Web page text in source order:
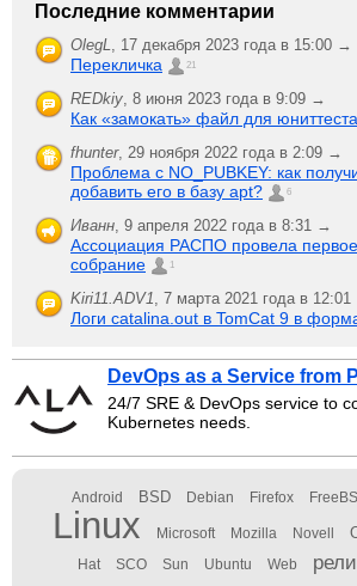
Последние комментарии
OlegL, 17 декабря 2023 года в 15:00 →
Перекличка 21
REDkiy, 8 июня 2023 года в 9:09 →
Как «замокать» файл для
fhunter, 29 ноября 2022 года в 2:09 →
Проблема с NO_PUBKEY: как
добавить его в базу apt?
6
Иванн, 9 апреля 2022 года в 8:31 →
Ассоциация РАСПО провела
собрание
1
Kiri11.ADV1, 7 марта 2021 года в
Логи catalina.out в TomCat 9 в
DevOps as a Service from
24/7 SRE & DevOps service to
Kubernetes needs.
Android BSD Debian Firefox
Linux Microsoft Mozilla Novell
Hat SCO Sun Ubuntu Web